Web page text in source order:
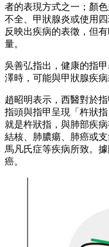
者的表現方式之一；顏
不全、甲狀腺炎或使用
反映出疾病的表徵，但
量。
吳善弘指出，健康的指
澤時，可能與甲狀腺疾
趙昭明表示，西醫對於
指頭與指甲呈現「杵狀
就是杵狀指，與肺部疾
結核、肺膿瘍、肺癌或
馬凡氏症等疾病所致。
癌。